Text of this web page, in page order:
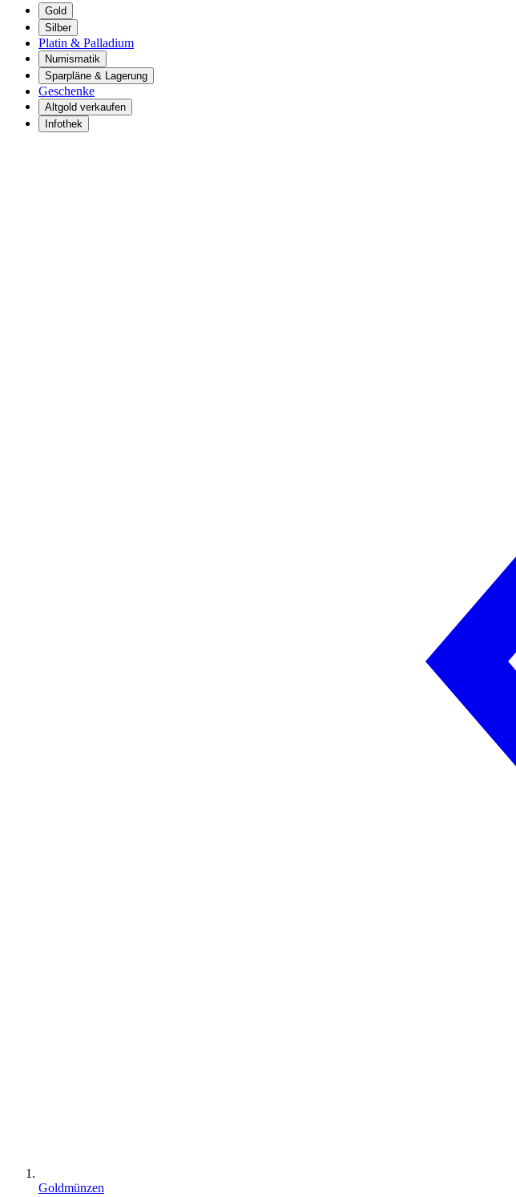
Gold
Silber
Platin & Palladium
Numismatik
Sparpläne & Lagerung
Geschenke
Altgold verkaufen
Infothek
Goldmünzen